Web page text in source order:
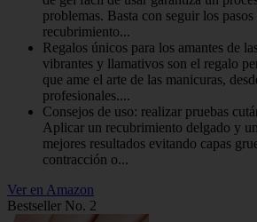
problemas. Basta con seguir los
recubrimiento...
Regalos únicos para los amantes de
vibrantes y llamativos son el regalo
que ame el arte de las manicuras,
profesionales....
Consejos de uso: realizar pruebas
Aplicar un recubrimiento delgado y
mejores resultados evitando capas
contracción o...
Ver en Amazon
Bestseller No. 2